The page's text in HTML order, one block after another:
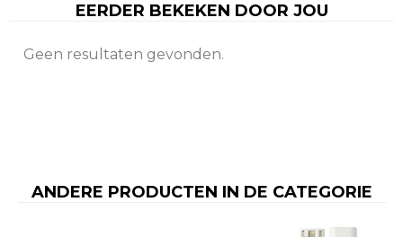
EERDER BEKEKEN DOOR JOU
Geen resultaten gevonden.
ANDERE PRODUCTEN IN DE CATEGORIE